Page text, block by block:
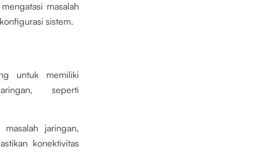
masalah
sistem.
untuk memiliki
seperti
jaringan,
konektivitas